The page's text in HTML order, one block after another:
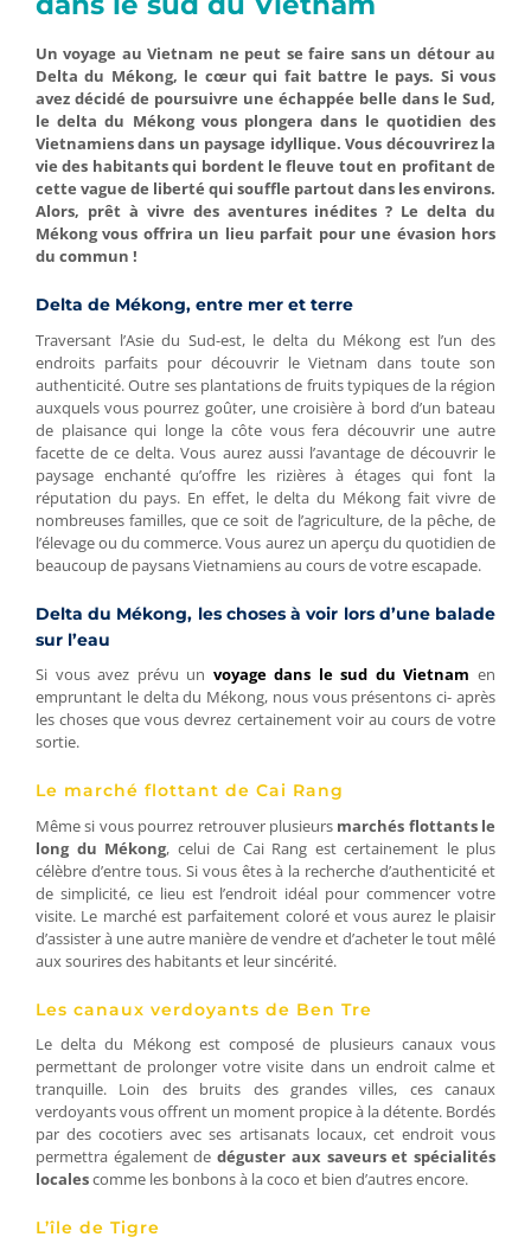
Un voyage au Vietnam ne peut se faire sans un détour au
Delta du Mékong, le cœur qui fait battre le pays. Si vous
avez décidé de poursuivre une échappée belle dans le Sud,
le delta du Mékong vous plongera dans le quotidien des
Vietnamiens dans un paysage idyllique. Vous découvrirez la
vie des habitants qui bordent le fleuve tout en profitant de
cette vague de liberté qui souffle partout dans les environs.
Alors, prêt à vivre des aventures inédites ? Le delta du
Mékong vous offrira un lieu parfait pour une évasion hors
du commun !
Delta de Mékong, entre mer et terre
Traversant l’Asie du Sud-est, le delta du Mékong est l’un des
endroits parfaits pour découvrir le Vietnam dans toute son
authenticité. Outre ses plantations de fruits typiques de la région
auxquels vous pourrez goûter, une croisière à bord d’un bateau
de plaisance qui longe la côte vous fera découvrir une autre
facette de ce delta. Vous aurez aussi l’avantage de découvrir le
paysage enchanté qu’offre les rizières à étages qui font la
réputation du pays. En effet, le delta du Mékong fait vivre de
nombreuses familles, que ce soit de l’agriculture, de la pêche, de
l’élevage ou du commerce. Vous aurez un aperçu du quotidien de
beaucoup de paysans Vietnamiens au cours de votre escapade.
Delta du Mékong, les choses à voir lors d’une balade
sur l’eau
Si vous avez prévu un voyage dans le sud du Vietnam en
empruntant le delta du Mékong, nous vous présentons ci- après
les choses que vous devrez certainement voir au cours de votre
sortie.
Le marché flottant de Cai Rang
Même si vous pourrez retrouver plusieurs marchés flottants le
long du Mékong, celui de Cai Rang est certainement le plus
célèbre d’entre tous. Si vous êtes à la recherche d’authenticité et
de simplicité, ce lieu est l’endroit idéal pour commencer votre
visite. Le marché est parfaitement coloré et vous aurez le plaisir
d’assister à une autre manière de vendre et d’acheter le tout mêlé
aux sourires des habitants et leur sincérité.
Les canaux verdoyants de Ben Tre
Le delta du Mékong est composé de plusieurs canaux vous
permettant de prolonger votre visite dans un endroit calme et
tranquille. Loin des bruits des grandes villes, ces canaux
verdoyants vous offrent un moment propice à la détente. Bordés
par des cocotiers avec ses artisanats locaux, cet endroit vous
permettra également dedéguster aux saveurs et spécialités
localescomme les bonbons à la coco et bien d’autres encore.
L’île de Tigre